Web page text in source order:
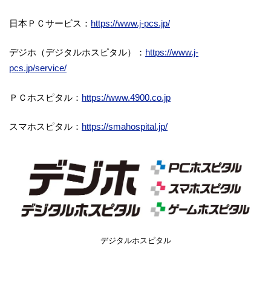
日本ＰＣサービス： https://www.j-pcs.jp/
デジホ（デジタルホスピタル）： https://www.j-
pcs.jp/service/
ＰＣホスピタル： https://www.4900.co.jp
スマホスピタル： https://smahospital.jp/
デジタルホスピタル